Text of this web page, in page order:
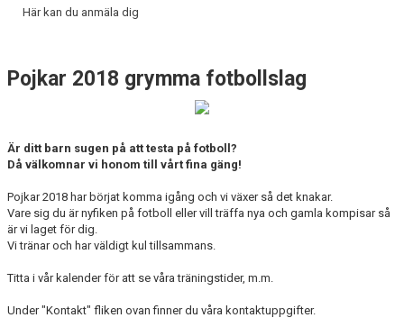
KONTAKT
Här kan du anmäla dig
Pojkar 2018 grymma fotbollslag
Är ditt barn sugen på att testa på fotboll?
Då välkomnar vi honom till vårt fina gäng!
Pojkar 2018 har börjat komma igång och vi växer så det knakar.
Vare sig du är nyfiken på fotboll eller vill träffa nya och gamla kompisar så
är vi laget för dig.
Vi tränar och har väldigt kul tillsammans.
Titta i vår kalender för att se våra träningstider, m.m.
Under "Kontakt" fliken ovan finner du våra kontaktuppgifter.